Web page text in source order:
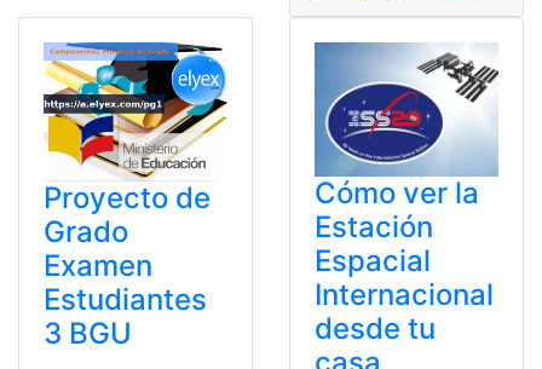
Proyecto de
Grado
Examen
Estudiantes
3 BGU
Cómo ver la
Estación
Espacial
Internacional
desde tu